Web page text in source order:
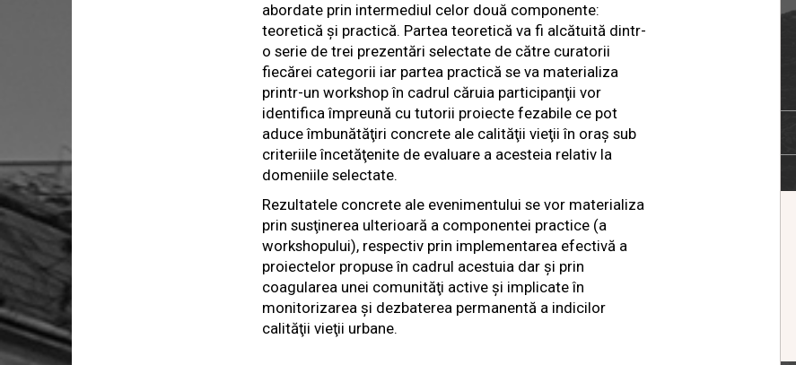
abordate prin intermediul celor două componente:
teoretică şi practică. Partea teoretică va fi alcătuită dintr-
o serie de trei prezentări selectate de către curatorii
fiecărei categorii iar partea practică se va materializa
printr-un workshop în cadrul căruia participanţii vor
identifica împreună cu tutorii proiecte fezabile ce pot
aduce îmbunătăţiri concrete ale calităţii vieţii în oraş sub
criteriile încetăţenite de evaluare a acesteia relativ la
domeniile selectate.
Rezultatele concrete ale evenimentului se vor materializa
prin susţinerea ulterioară a componentei practice (a
workshopului), respectiv prin implementarea efectivă a
proiectelor propuse în cadrul acestuia dar şi prin
coagularea unei comunităţi active şi implicate în
monitorizarea şi dezbaterea permanentă a indicilor
calităţii vieţii urbane.